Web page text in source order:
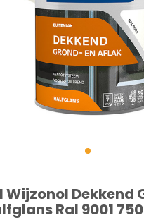
Wijzonol Dekkend
Ral 9001